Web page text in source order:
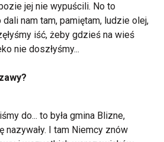
jej nie wypuścili. No to
nam tam, pamiętam, ludzie olej,
iść, żeby gdzieś na wieś
nie doszłyśmy...
do... to była gmina Blizne,
nazywały. I tam Niemcy znów